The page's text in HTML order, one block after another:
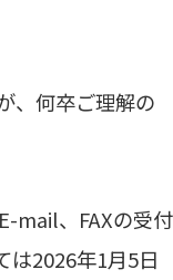
、何卒ご理解の
mail、FAXの受付
は2026年1月5日